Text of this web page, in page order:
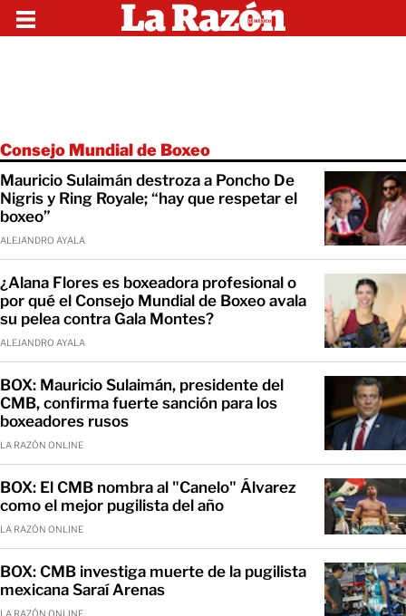
Consejo Mundial de Boxeo
Mauricio Sulaimán destroza a Poncho De
Nigris y Ring Royale; “hay que respetar el
boxeo”
ALEJANDRO AYALA
¿Alana Flores es boxeadora profesional o
por qué el Consejo Mundial de Boxeo avala
su pelea contra Gala Montes?
ALEJANDRO AYALA
BOX: Mauricio Sulaimán, presidente del
CMB, confirma fuerte sanción para los
boxeadores rusos
LA RAZÓN ONLINE
BOX: El CMB nombra al "Canelo" Álvarez
como el mejor pugilista del año
LA RAZÓN ONLINE
BOX: CMB investiga muerte de la pugilista
mexicana Saraí Arenas
LA RAZÓN ONLINE